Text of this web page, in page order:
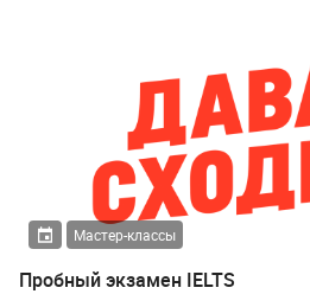
Мастер-классы
Пробный экзамен IELTS